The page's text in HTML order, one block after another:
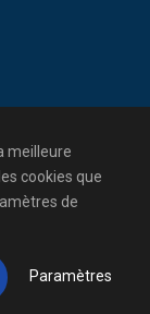
meilleure
cookies que
de
Paramètres